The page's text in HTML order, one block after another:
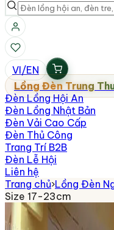
VI/EN
Lồng Đèn Trung
Đèn Lồng Hội An
Đèn Lồng Nhật Bản
Đèn Vải Cao Cấp
Đèn Thủ Công
Trang Trí B2B
Đèn Lễ Hội
Liên hệ
Trang chủ›Lồng Đèn
Size 17-23cm